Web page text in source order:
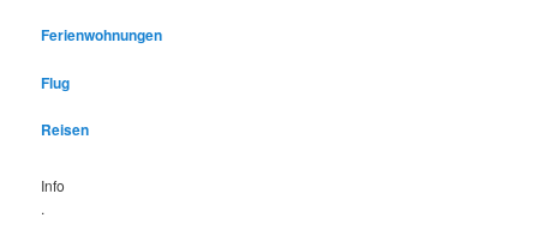
Ferienwohnungen
Flug
Reisen
Info
.